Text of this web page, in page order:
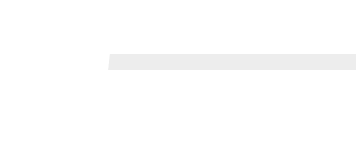
LỜI GIỚI